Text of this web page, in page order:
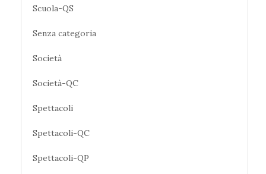
Scuola-QS
Senza categoria
Società
Società-QC
Spettacoli
Spettacoli-QC
Spettacoli-QP